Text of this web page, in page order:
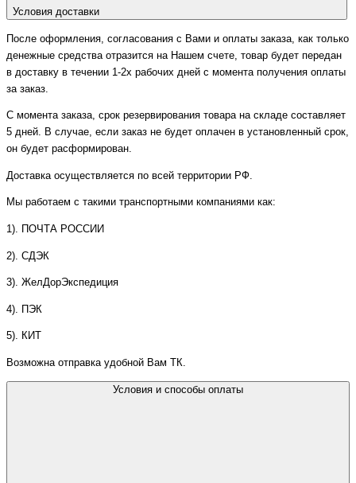
Условия доставки
После оформления, согласования с Вами и оплаты заказа, как только
денежные средства отразится на Нашем счете, товар будет передан
в доставку в течении 1-2х рабочих дней с момента получения оплаты
за заказ.
С момента заказа, срок резервирования товара на складе составляет
5 дней. В случае, если заказ не будет оплачен в установленный срок,
он будет расформирован.
Доставка осуществляется по всей территории РФ.
Мы работаем с такими транспортными компаниями как:
1). ПОЧТА РОССИИ
2). СДЭК
3). ЖелДорЭкспедиция
4). ПЭК
5). КИТ
Возможна отправка удобной Вам ТК.
Условия и способы оплаты